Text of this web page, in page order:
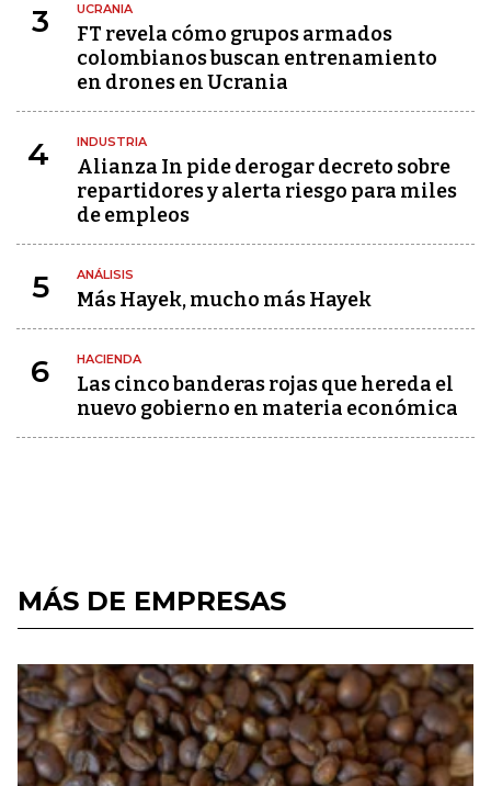
3 UCRANIA
FT revela cómo grupos armados
colombianos buscan entrenamiento
en drones en Ucrania
4 INDUSTRIA
Alianza In pide derogar decreto sobre
repartidores y alerta riesgo para miles
de empleos
5 ANÁLISIS
Más Hayek, mucho más Hayek
6 HACIENDA
Las cinco banderas rojas que hereda el
nuevo gobierno en materia económica
MÁS DE EMPRESAS